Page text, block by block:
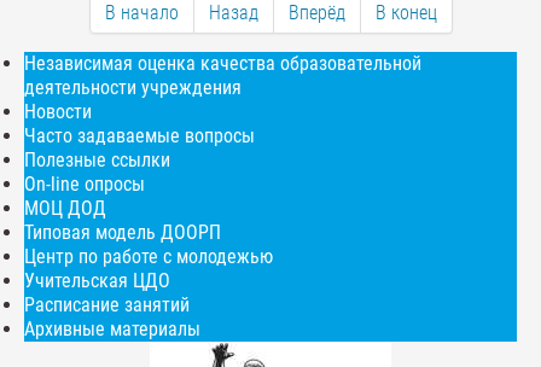
В начало Назад Вперёд В конец
Независимая оценка качества образовательной
деятельности учреждения
Новости
Часто задаваемые вопросы
Полезные ссылки
On-line опросы
МОЦ ДОД
Типовая модель ДООРП
Центр по работе с молодежью
Учительская ЦДО
Расписание занятий
Архивные материалы